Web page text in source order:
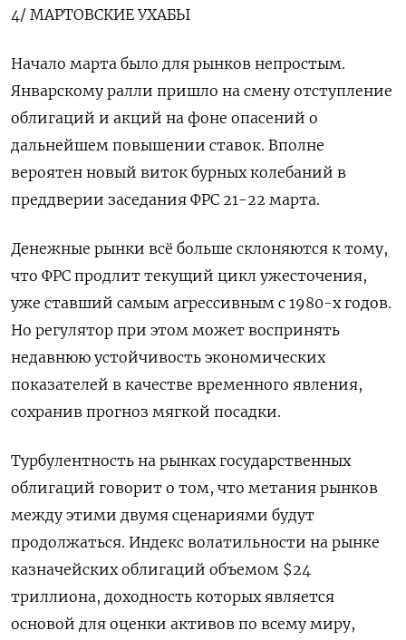
4/ МАРТОВСКИЕ УХАБЫ
Начало марта было для рынков непростым.
Январскому ралли пришло на смену отступление
облигаций и акций на фоне опасений о
дальнейшем повышении ставок. Вполне
вероятен новый виток бурных колебаний в
преддверии заседания ФРС 21-22 марта.
Денежные рынки всё больше склоняются к тому,
что ФРС продлит текущий цикл ужесточения,
уже ставший самым агрессивным с 1980-х годов.
Но регулятор при этом может воспринять
недавнюю устойчивость экономических
показателей в качестве временного явления,
сохранив прогноз мягкой посадки.
Турбулентность на рынках государственных
облигаций говорит о том, что метания рынков
между этими двумя сценариями будут
продолжаться. Индекс волатильности на рынке
казначейских облигаций объемом $24
триллиона, доходность которых является
основой для оценки активов по всему миру,